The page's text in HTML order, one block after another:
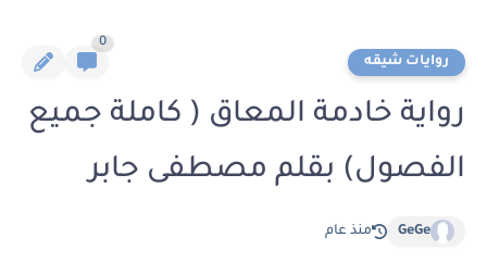
روايات شيقه
0
رواية خادمة المعاق ( كاملة جميع
الفصول) بقلم مصطفى جابر
GeGe منذ عام